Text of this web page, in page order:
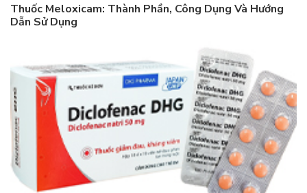
Thuốc Meloxicam: Thành Phần, Công Dụng Và Hướng
Dẫn Sử Dụng